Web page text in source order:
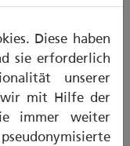
- ERKLÄRVIDEO -
Diese haben
sie erforderlich
unserer
wir mit Hilfe der
immer weiter